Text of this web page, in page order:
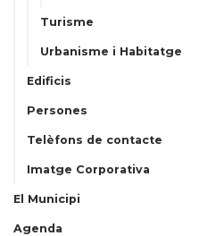
Turisme
Urbanisme i Habitatge
Edificis
Persones
Telèfons de contacte
Imatge Corporativa
El Municipi
Agenda